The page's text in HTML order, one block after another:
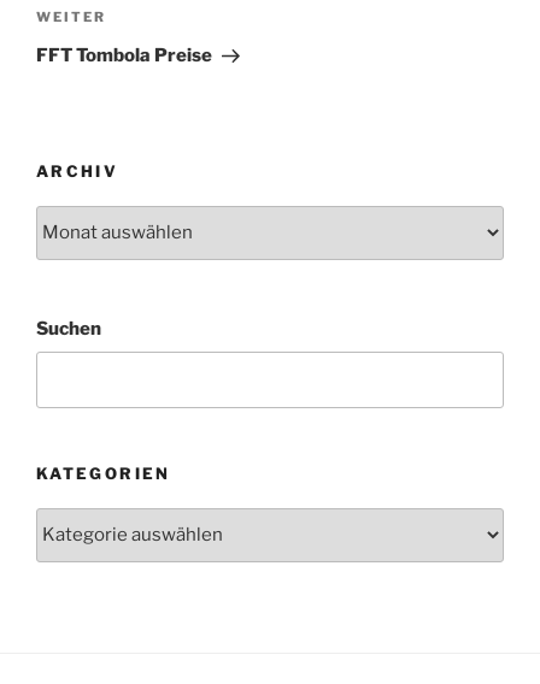
Nächster
Beitrag
WEITER
FFT Tombola Preise
ARCHIV
Suchen
KATEGORIEN